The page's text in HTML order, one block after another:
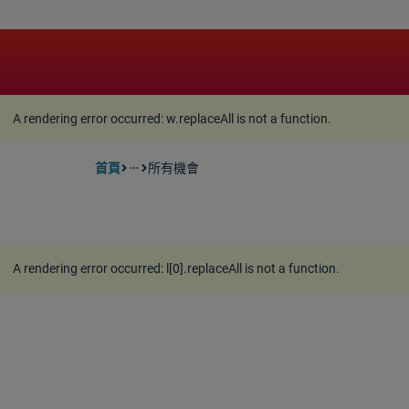
A rendering error occurred:w.replaceAll is not a function
A rendering error occurred:w.replaceAll is not a function.
首頁 more_horiz 所有機會
A rendering error occurred: l[0].replaceAll is not a function.